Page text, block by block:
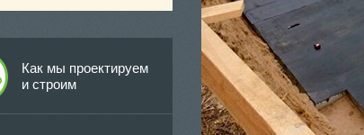
Как мы проектируем
и строим